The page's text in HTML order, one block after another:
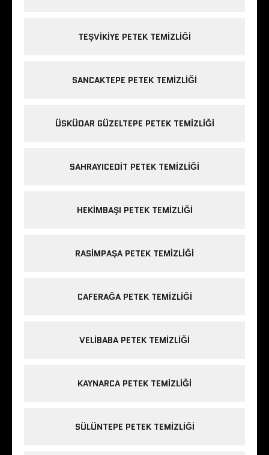
TEŞVIKIYE PETEK TEMIZLIĞI
SANCAKTEPE PETEK TEMIZLIĞI
ÜSKÜDAR GÜZELTEPE PETEK TEMIZLIĞI
SAHRAYICEDIT PETEK TEMIZLIĞI
HEKIMBAŞI PETEK TEMIZLIĞI
RASIMPAŞA PETEK TEMIZLIĞI
CAFERAĞA PETEK TEMIZLIĞI
VELIBABA PETEK TEMIZLIĞI
KAYNARCA PETEK TEMIZLIĞI
SÜLÜNTEPE PETEK TEMIZLIĞI